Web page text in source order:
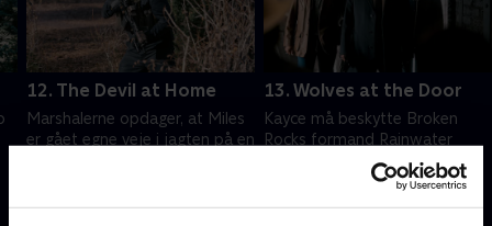
12. The Devil at Home
Marshalerne opdager, at Miles
er gået egne veje i jagten på en
18. maj 2026 • 41 min
13. Wolves at the Door
Kayce må beskytte Broken
Rocks formand Rainwater
efter et attentatforsøg. Et
efterfølgende militsangreb
25. maj 2026 • 41 min